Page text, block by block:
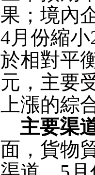
果；境內
4月份縮小
於相對平
元，主要
上漲的綜
主要渠
面，貨物